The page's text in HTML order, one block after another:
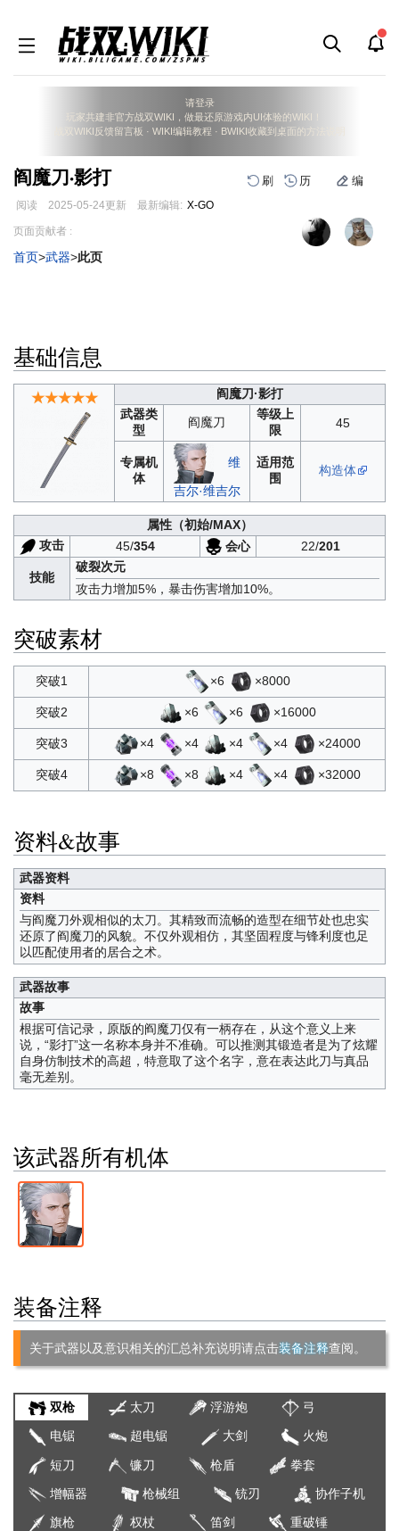
请登录
玩家共建非官方战双WIKI，做最还原游戏内UI体验的WIKI！
战双WIKI反馈留言板 · WIKI编辑教程 · BWIKI收藏到桌面的方法说明
阎魔刀·影打 刷 历 编
阅读 2025-05-24更新 最新编辑: X-GO
跳
导
跳
搜
页面贡献者 :
首页>武器>此页
基础信息
★★★★★
阎魔刀·影打
武器类
型
阎魔刀
等级上
限
45
专属机
体
维
吉尔·维吉尔
适用范
围
构造体
属性（初始/MAX）
攻击
45/354 会心 22/201
技能
破裂次元
攻击力增加5%，暴击伤害增加10%。
突破素材
突破1 ×6 ×8000
突破2 ×6 ×6 ×16000
突破3 ×4 ×4 ×4 ×4 ×24000
突破4 ×8 ×8 ×4 ×4 ×32000
资料&故事
武器资料
资料
与阎魔刀外观相似的太刀。其精致而流畅的造型在细节处也忠实
还原了阎魔刀的风貌。不仅外观相仿，其坚固程度与锋利度也足
以匹配使用者的居合之术。
武器故事
故事
根据可信记录，原版的阎魔刀仅有一柄存在，从这个意义上来
说，“影打”这一名称本身并不准确。可以推测其锻造者是为了炫耀
自身仿制技术的高超，特意取了这个名字，意在表达此刀与真品
毫无差别。
该武器所有机体
装备注释
关于武器以及意识相关的汇总补充说明请点击装备注释查阅。
双枪 太刀 浮游炮 弓
电锯 超电锯 大剑 火炮
短刀 镰刀 枪盾 拳套
增幅器 枪械组 铳刃 协作子机
旗枪 权杖 笛剑 重破锤